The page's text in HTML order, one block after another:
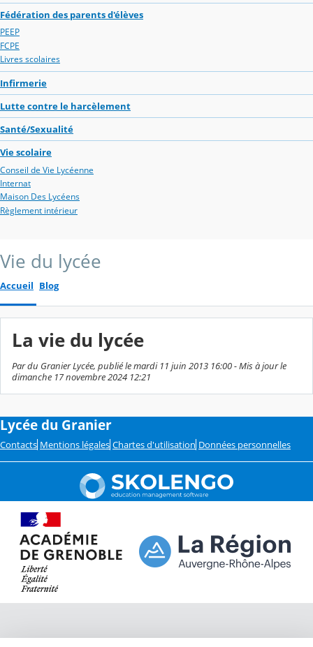
Fédération des parents d'élèves
PEEP
FCPE
Livres scolaires
Infirmerie
Lutte contre le harcèlement
Santé/Sexualité
Vie scolaire
Conseil de Vie Lycéenne
Internat
Maison Des Lycéens
Règlement intérieur
Vie du lycée
Accueil Blog
La vie du lycée
Par du Granier Lycée, publié le mardi 11 juin 2013 16:00 - Mis à jour le
dimanche 17 novembre 2024 12:21
Lycée du Granier
Contacts Mentions légales Chartes d'utilisation Données personnelles